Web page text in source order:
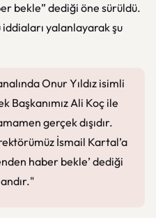
bekle” dediği öne sürüldü.
yalanlayarak şu
Onur Yıldız isimli
Başkanımız Ali Koç ile
gerçek dışıdır.
İsmail Kartal’a
haber bekle’ dediği